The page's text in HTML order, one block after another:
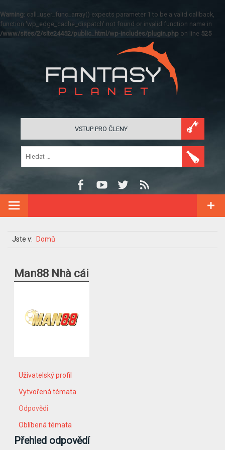
Warning: call_user_func_array() expects parameter 1 to be a valid callback,
function 'wp_edge_cache_dispatch' not found or invalid function name in
/www/sites/2/site24452/public_html/wp-includes/plugin.php on line 525
VSTUP PRO ČLENY
Jste v: Domů
Man88 Nhà cái
Uživatelský profil
Vytvořená témata
Odpovědi
Oblíbená témata
Přehled odpovědí